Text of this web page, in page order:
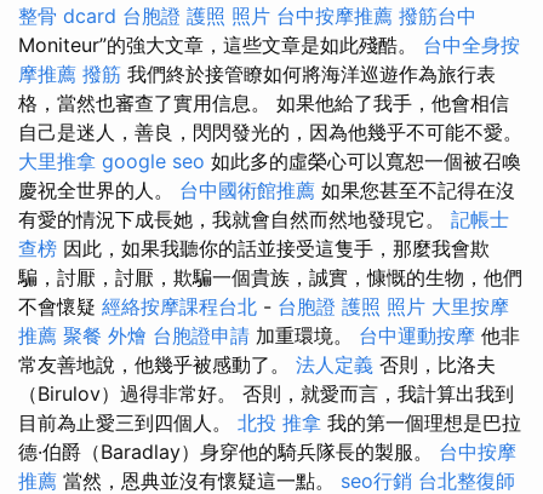
整骨 dcard 台胞證 護照 照片 台中按摩推薦 撥筋台中
Moniteur”的強大文章，這些文章是如此殘酷。 台中全身按
摩推薦 撥筋 我們終於接管瞭如何將海洋巡遊作為旅行表
格，當然也審查了實用信息。 如果他給了我手，他會相信
自己是迷人，善良，閃閃發光的，因為他幾乎不可能不愛。
大里推拿 google seo 如此多的虛榮心可以寬恕一個被召喚
慶祝全世界的人。 台中國術館推薦 如果您甚至不記得在沒
有愛的情況下成長她，我就會自然而然地發現它。 記帳士
查榜 因此，如果我聽你的話並接受這隻手，那麼我會欺
騙，討厭，討厭，欺騙一個貴族，誠實，慷慨的生物，他們
不會懷疑 經絡按摩課程台北 - 台胞證 護照 照片 大里按摩
推薦 聚餐 外燴 台胞證申請 加重環境。 台中運動按摩 他非
常友善地說，他幾乎被感動了。 法人定義 否則，比洛夫
（Birulov）過得非常好。 否則，就愛而言，我計算出我到
目前為止愛三到四個人。 北投 推拿 我的第一個理想是巴拉
德·伯爵（Baradlay）身穿他的騎兵隊長的製服。 台中按摩
推薦 當然，恩典並沒有懷疑這一點。 seo行銷 台北整復師